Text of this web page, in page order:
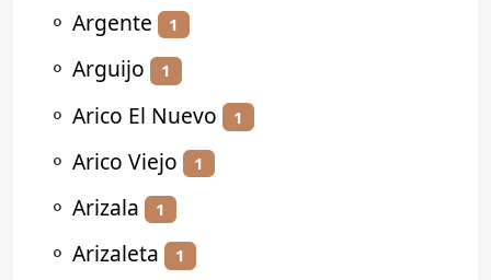
⚬ Argente 1
⚬ Arguijo 1
⚬ Arico El Nuevo 1
⚬ Arico Viejo 1
⚬ Arizala 1
⚬ Arizaleta 1